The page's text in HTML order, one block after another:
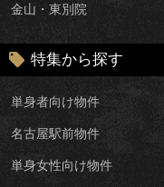
金山・東別院
特集から探す
単身者向け物件
名古屋駅前物件
単身女性向け物件